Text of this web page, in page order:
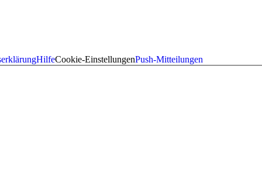
HilfeCookie-EinstellungenPush-Mitteilungen